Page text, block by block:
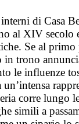
di Casa
al XIV secolo
Se al primo
in trono
le influenze
corre lungo
simili a